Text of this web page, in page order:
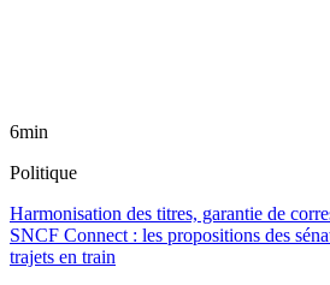
6min
Politique
Harmonisation des titres, garantie de
SNCF Connect : les propositions des
trajets en train